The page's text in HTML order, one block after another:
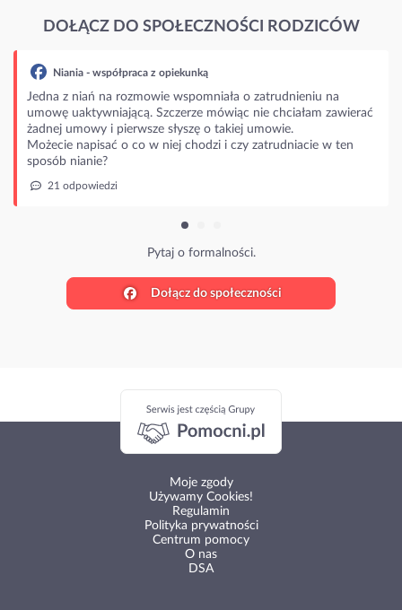
DOŁĄCZ DO SPOŁECZNOŚCI RODZICÓW
Niania - współpraca z opiekunką
Jedna z niań na rozmowie wspomniała o zatrudnieniu na
umowę uaktywniającą. Szczerze mówiąc nie chciałam zawierać
żadnej umowy i pierwsze słyszę o takiej umowie.
Możecie napisać o co w niej chodzi i czy zatrudniacie w ten
sposób nianie?
21 odpowiedzi
Pytaj o formalności.
Dołącz do społeczności
Moje zgody
Używamy Cookies!
Regulamin
Polityka prywatności
Centrum pomocy
O nas
DSA